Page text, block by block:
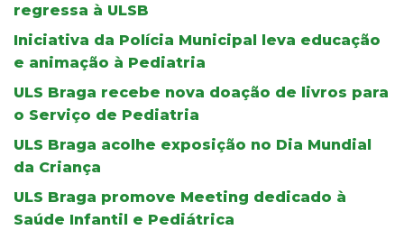
regressa à ULSB
Iniciativa da Polícia Municipal leva educação
e animação à Pediatria
ULS Braga recebe nova doação de livros para
o Serviço de Pediatria
ULS Braga acolhe exposição no Dia Mundial
da Criança
ULS Braga promove Meeting dedicado à
Saúde Infantil e Pediátrica